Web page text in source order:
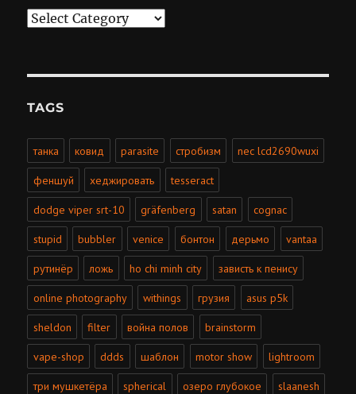
Categories
TAGS
танка ковид parasite стробизм nec lcd2690wuxi
феншуй хеджировать tesseract
dodge viper srt-10 gräfenberg satan cognac
stupid bubbler venice бонтон дерьмо vantaa
рутинёр ложь ho chi minh city зависть к пенису
online photography withings грузия asus p5k
sheldon filter война полов brainstorm
vape-shop ddds шаблон motor show lightroom
три мушкетёра spherical озеро глубокое slaanesh